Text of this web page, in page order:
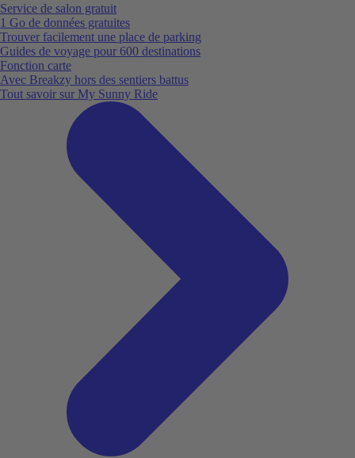
Service de salon gratuit
1 Go de données gratuites
Trouver facilement une place de parking
Guides de voyage pour 600 destinations
Fonction carte
Avec Breakzy hors des sentiers battus
Tout savoir sur My Sunny Ride